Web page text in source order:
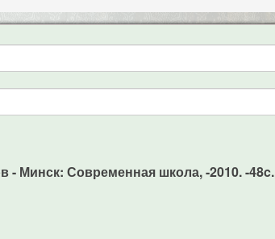
Минск: Современная школа, -2010. -48c.